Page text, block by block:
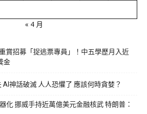
« 4 月
賞招募「捉逃票專員」！中五學歷月入近
金
神話破滅 人人恐懼了 應該何時貪婪？
化 挪威手持近萬億美元金融核武 特朗普：